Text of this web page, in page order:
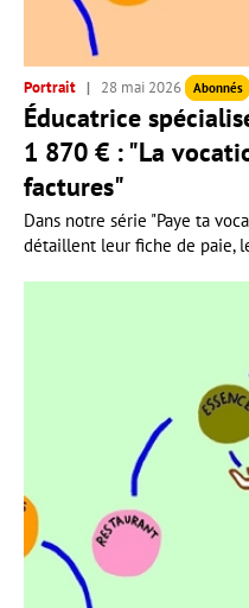
Portrait 28 mai 2026 Abonnés
Éducatrice
1 870 € : "La
factures"
Dans notre série "Paye ta
détaillent leur fiche de paie,